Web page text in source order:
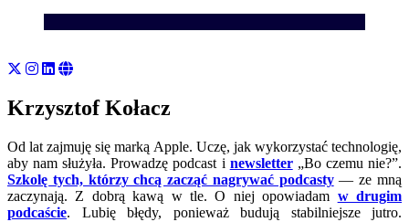
Krzysztof Kołacz
Od lat zajmuję się marką Apple. Uczę, jak wykorzystać technologię,
aby nam służyła. Prowadzę podcast i newsletter„Bo czemu nie?”.
Szkolę tych, którzy chcą zacząć nagrywać podcasty— ze mną
zaczynają. Z dobrą kawą w tle. O niej opowiadam w drugim
podcaście. Lubię błędy, ponieważ budują stabilniejsze jutro.